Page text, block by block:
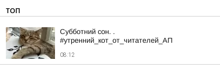
ТОП
Субботний сон. .
#утренний_кот_от_читателей_АП
08:12